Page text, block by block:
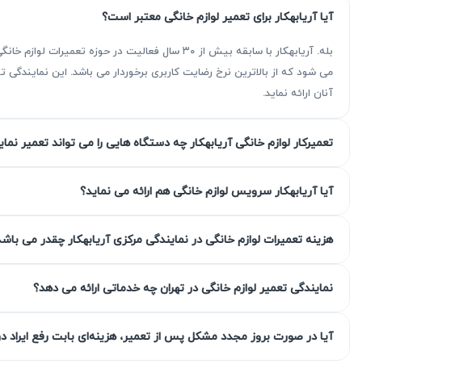
گارانتی کتبی خدمات
تمامی تعمیرات شامل گارانتی
آیا آریابهکار برای تعمیر لوازم خانگی معتبر است؟
بله. آریابهکار با سابقه بیش از ۳۰ سال فعالیت
می شود که از بالاترین نرخ رضایت کاربری برخوردار می باشد. این
آنان ارائه نماید.
تعمیرکار لوازم خانگی آریابهکار چه دستگاه هایی را می تواند تعمیر
آیا آریابهکار سرویس لوازم خانگی هم ارائه می نماید؟
هزینه تعمیرات لوازم خانگی در نمایندگی مرکزی آریابهکار چقدر می
نمایندگی تعمیر لوازم خانگی در تهران چه خدماتی ارائه می دهد؟
آیا در صورت بروز مجدد مشکل پس از تعمیر، هزینه‌ای بابت رفع